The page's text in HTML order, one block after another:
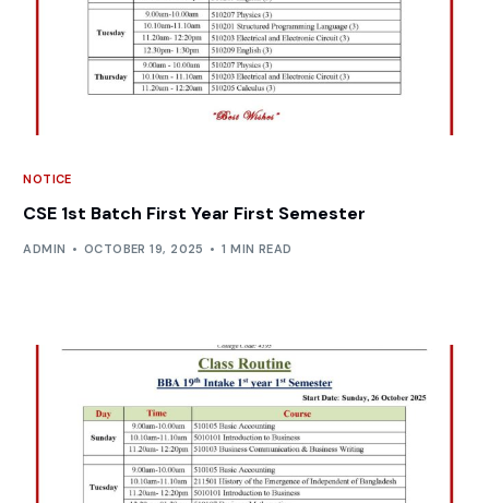
NOTICE
CSE 1st Batch First Year First Semester
ADMIN OCTOBER 19, 2025 1 MIN READ